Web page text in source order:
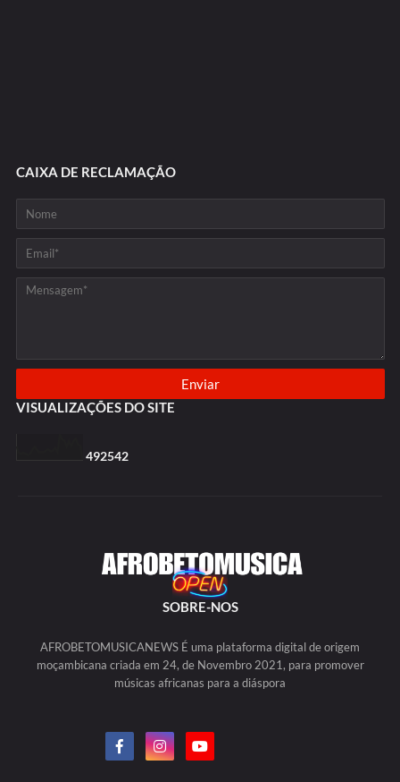
CAIXA DE RECLAMAÇÃO
VISUALIZAÇÕES DO SITE
492542
SOBRE-NOS
AFROBETOMUSICANEWS É uma plataforma digital de origem
moçambicana criada em 24, de Novembro 2021, para promover
músicas africanas para a diáspora